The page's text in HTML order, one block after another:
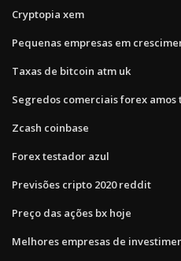
Cryptopia xem
Pequenas empresas em
Taxas de bitcoin atm uk
Segredos comerciais forex amos
Zcash coinbase
Forex testador azul
Previsões cripto 2020 reddit
Preço das ações bx hoje
Melhores empresas de